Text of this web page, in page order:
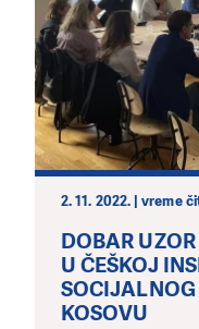
2. 11. 2022. | vreme
DOBAR
U ČEŠKOJ
KOSOVU